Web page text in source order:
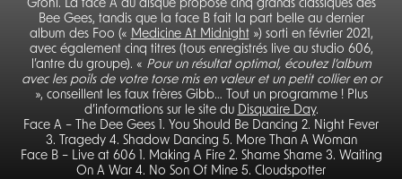
Grohl. La face A du disque propose cinq grands classiques des
Bee Gees, tandis que la face B fait la part belle au dernier
album des Foo (« Medicine At Midnight») sorti en février 2021,
avec également cinq titres (tous enregistrés live au studio 606,
l’antre du groupe). « Pour un résultat optimal, écoutez l’album
avec les poils de votre torse mis en valeur et un petit collier en or
», conseillent les faux frères Gibb… Tout un programme ! Plus
d’informations sur le site du Disquaire Day.
Face A – The Dee Gees 1. You Should Be Dancing 2. Night Fever
3. Tragedy 4. Shadow Dancing 5. More Than A Woman
Face B – Live at 606 1. Making A Fire 2. Shame Shame 3. Waiting
On A War 4. No Son Of Mine 5. Cloudspotter